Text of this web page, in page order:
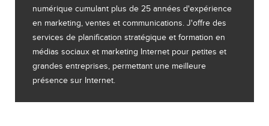
numérique cumulant plus de 25 années d'expérience
en marketing, ventes et communications. J'offre des
services de planification stratégique et formation en
médias sociaux et marketing Internet pour petites et
grandes entreprises, permettant une meilleure
présence sur Internet.